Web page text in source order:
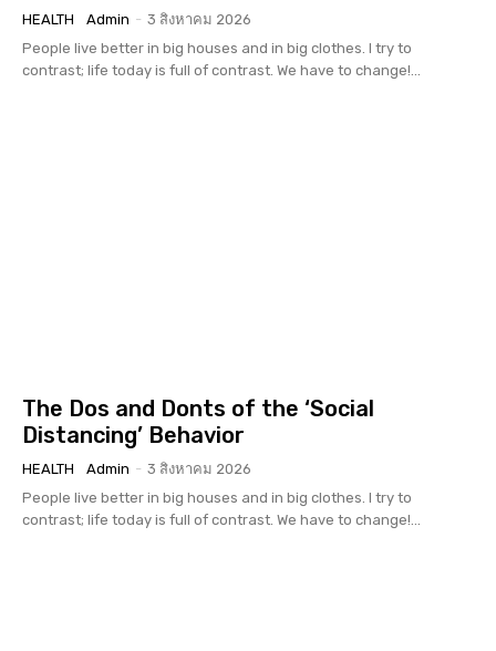
HEALTH Admin - 3 สิงหาคม 2026
People live better in big houses and in big clothes. I try to
contrast; life today is full of contrast. We have to change!...
The Dos and Donts of the ‘Social
Distancing’ Behavior
HEALTH Admin - 3 สิงหาคม 2026
People live better in big houses and in big clothes. I try to
contrast; life today is full of contrast. We have to change!...